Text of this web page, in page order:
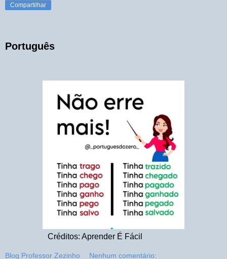
Compartilhar
Português
Créditos: Aprender É Fácil
Blog Professor Zezinho Nenhum comentário: